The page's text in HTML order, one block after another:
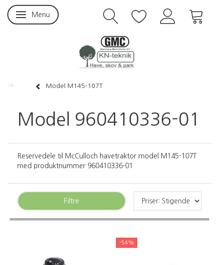
Skifte navigation
Menu
Model M145-107T
Model 960410336-01
Reservedele til McCulloch havetraktor model M145-107T
med produktnummer 960410336-01
Filtre
-54%